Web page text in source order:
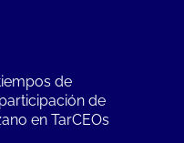
de
de
en TarCEOs